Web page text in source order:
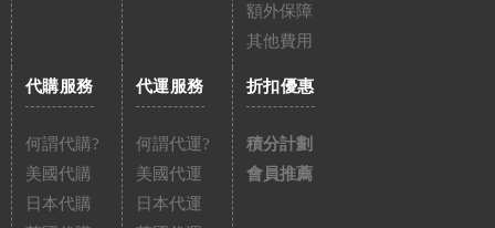
額外保障
其他費用
代購服務
何謂代購?
美國代購
日本代購
代運服務
何謂代運?
美國代運
日本代運
折扣優惠
積分計劃
會員推薦